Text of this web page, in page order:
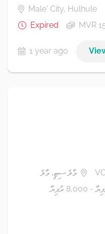
Male' City, Hulhule
Expired
MVR
1 year ago
މާލެ ސިޓީ، މާލެ